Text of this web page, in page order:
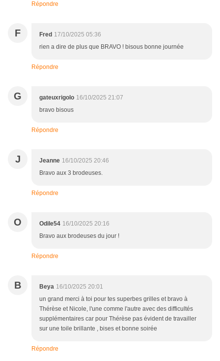
Répondre
F Fred 17/10/2025 05:36
rien a dire de plus que BRAVO ! bisous bonne journée
Répondre
G gateuxrigolo 16/10/2025 21:07
bravo bisous
Répondre
J Jeanne 16/10/2025 20:46
Bravo aux 3 brodeuses.
Répondre
O Odile54 16/10/2025 20:16
Bravo aux brodeuses du jour !
Répondre
B Beya 16/10/2025 20:01
un grand merci à toi pour tes superbes grilles et bravo à
Thérèse et Nicole, l'une comme l'autre avec des difficultés
supplémentaires car pour Thérèse pas évident de travailler
sur une toile brillante , bises et bonne soirée
Répondre